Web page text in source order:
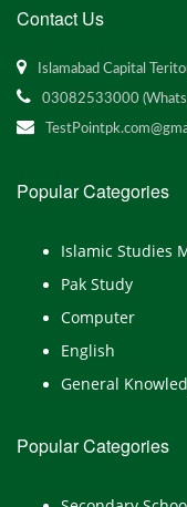
Contact Us
Islamabad Capital
03082533000
Popular Categories
Islamic Studies
Pak Study
Computer
English
General
Popular Categories